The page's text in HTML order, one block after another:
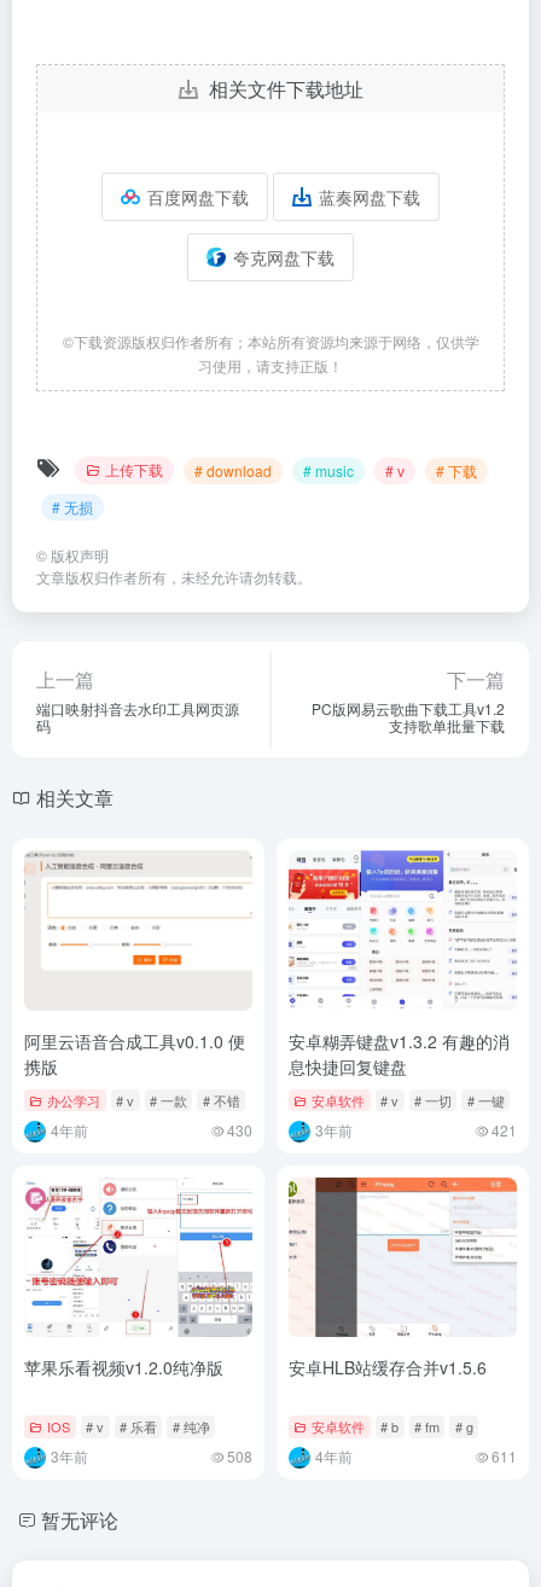
相关文件下载地址
百度网盘下载 蓝奏网盘下载
夸克网盘下载
©下载资源版权归作者所有；本站所有资源均来源于网络，仅供学
习使用，请支持正版！
上传下载 # download # music # v
# 下载
# 无损
© 版权声明
文章版权归作者所有，未经允许请勿转载。
上一篇
端口映射抖音去水印工具网页源
码
下一篇
PC版网易云歌曲下载工具v1.2
支持歌单批量下载
相关文章
阿里云语音合成工具v0.1.0 便
携版
办公学习 # v # 一款 # 不错
4年前 430
安卓糊弄键盘v1.3.2 有趣的消
息快捷回复键盘
安卓软件 # v # 一切 # 一键
3年前 421
苹果乐看视频v1.2.0纯净版
IOS # v # 乐看 # 纯净
3年前 508
安卓HLB站缓存合并v1.5.6
安卓软件 # b # fm # g
4年前 611
暂无评论